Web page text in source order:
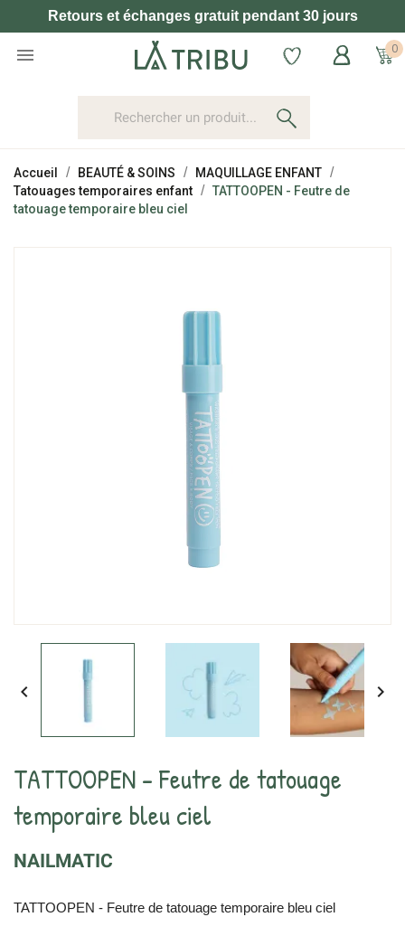
Retours et échanges gratuit pendant 30 jours
 0
Accueil BEAUTÉ & SOINS
MAQUILLAGE ENFANT
Tatouages temporaires enfant
TATTOOPEN - Feutre de
tatouage temporaire bleu ciel
 
TATTOOPEN - Feutre de tatouage
temporaire bleu ciel
NAILMATIC
TATTOOPEN - Feutre de tatouage temporaire bleu ciel